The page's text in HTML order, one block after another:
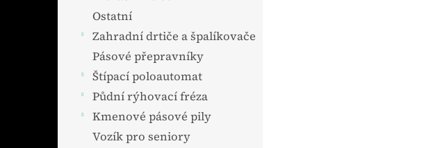
Ostatní
Zahradní drtiče a špalíkovače
Pásové přepravníky
Štípací poloautomat
Půdní rýhovací fréza
Kmenové pásové pily
Vozík pro seniory